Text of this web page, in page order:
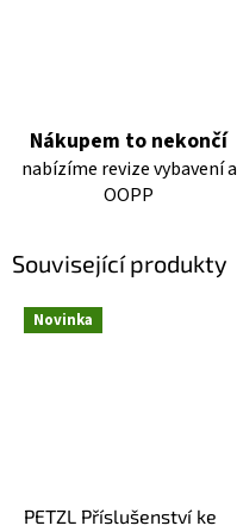
Nákupem to nekončí
nabízíme revize vybavení a
OOPP
Související produkty
Novinka
PETZL Příslušenství ke